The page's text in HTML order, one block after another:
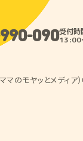
090受付時
13:00
マのモヤッとメディア）